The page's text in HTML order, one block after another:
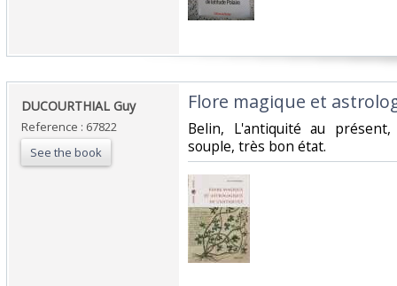
‎DUCOURTHIAL Guy‎
Reference : 67822
See the book
‎Flore magique et
‎Belin, L'antiquité au
souple, très bon état.‎